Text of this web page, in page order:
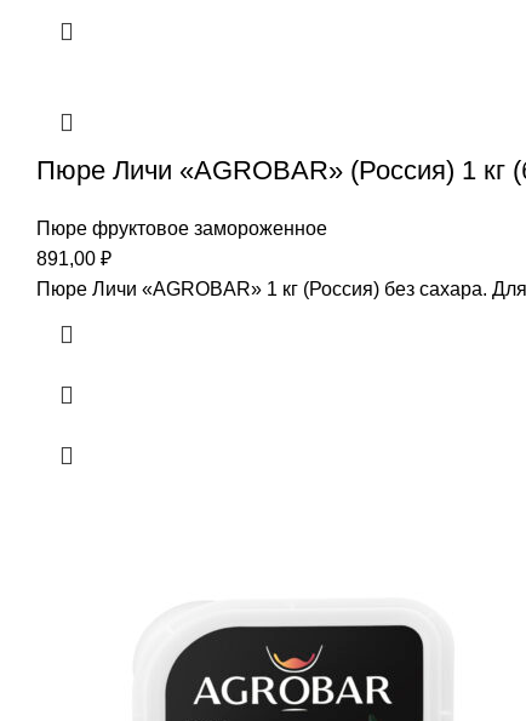
Пюре Личи «AGROBAR» (Россия) 1 кг
Пюре фруктовое замороженное
891,00 ₽
Пюре Личи «AGROBAR» 1 кг (Россия) без сахара.